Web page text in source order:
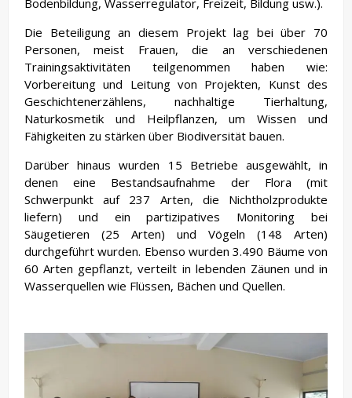
Die Beteiligung an diesem Projekt lag bei über 70
Personen, meist Frauen, die an verschiedenen
Trainingsaktivitäten teilgenommen haben wie:
Vorbereitung und Leitung von Projekten, Kunst des
Geschichtenerzählens, nachhaltige Tierhaltung,
Naturkosmetik und Heilpflanzen, um Wissen und
Fähigkeiten zu stärken über Biodiversität bauen.
Darüber hinaus wurden 15 Betriebe ausgewählt, in
denen eine Bestandsaufnahme der Flora (mit
Schwerpunkt auf 237 Arten, die Nichtholzprodukte
liefern) und ein partizipatives Monitoring bei
Säugetieren (25 Arten) und Vögeln (148 Arten)
durchgeführt wurden. Ebenso wurden 3.490 Bäume von
60 Arten gepflanzt, verteilt in lebenden Zäunen und in
Wasserquellen wie Flüssen, Bächen und Quellen.